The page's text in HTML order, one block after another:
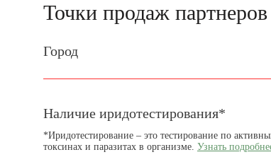
Точки продаж партнеров
Город
Введите корректное значение
Наличие иридотестирования*
*Иридотестирование – это тестирование по
токсинах и паразитах в организме. Узнать